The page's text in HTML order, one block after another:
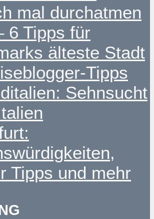
mal durchatmen
6 Tipps für
älteste Stadt
Tipps
Sehnsucht
Tipps und mehr